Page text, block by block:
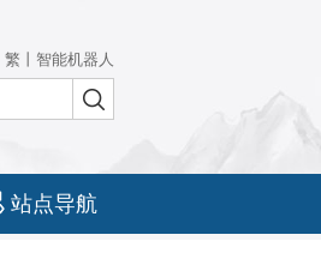
智能机器人
繁
站点导航